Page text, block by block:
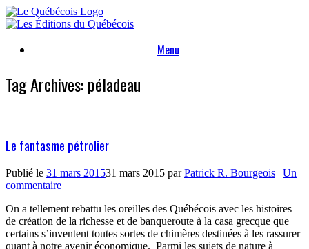
Skip
to
Menu
Tag Archives:péladeau
Le fantasme pétrolier
Publié le 31 mars 201531 mars 2015 parPatrick R. Bourgeois | Un
commentaire
On a tellement rebattu les oreilles des Québécois avec les histoires
de création de la richesse et de banqueroute à la casa grecque que
certains s’inventent toutes sortes de chimères destinées à les rassurer
quant à notre avenir économique. Parmi les sujets de nature à